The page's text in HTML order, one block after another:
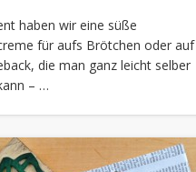
haben wir eine süße
für aufs Brötchen oder auf
die man ganz leicht selber
– …